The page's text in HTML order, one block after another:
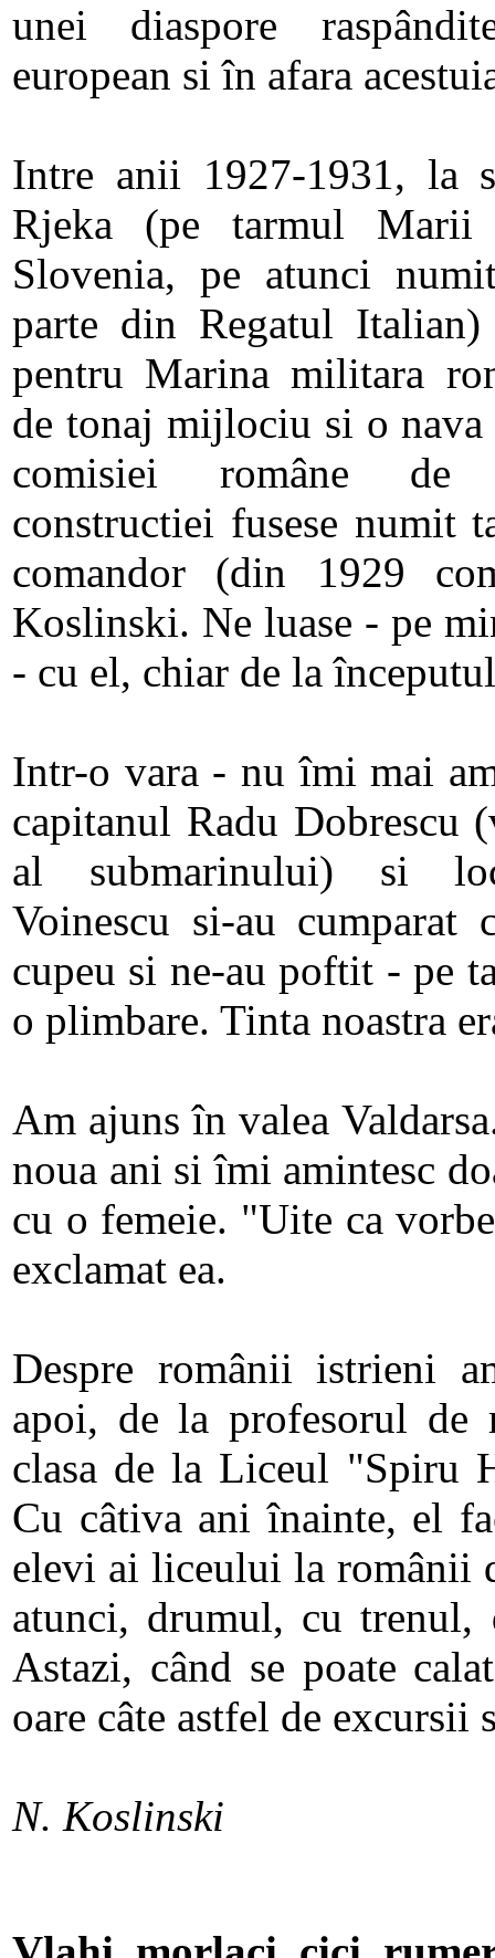
unei diaspore
european si în afara
Intre anii 1927-1931, la
Rjeka (pe tarmul
Slovenia, pe atunci
parte din Regatul
pentru Marina militara
de tonaj mijlociu si o nava
comisiei române de
constructiei fusese numit
comandor (din 1929
Koslinski. Ne luase - pe
- cu el, chiar de la
Intr-o vara - nu îmi mai
capitanul Radu Dobrescu
al submarinului) si
Voinescu si-au cumparat
cupeu si ne-au poftit - pe
o plimbare. Tinta noastra
Am ajuns în valea
noua ani si îmi amintesc
cu o femeie. "Uite ca
exclamat ea.
Despre românii istrieni
apoi, de la profesorul de
clasa de la Liceul "Spiru
Cu câtiva ani înainte, el
elevi ai liceului la românii
atunci, drumul, cu trenul,
Astazi, când se poate
oare câte astfel de excursii
N. Koslinski